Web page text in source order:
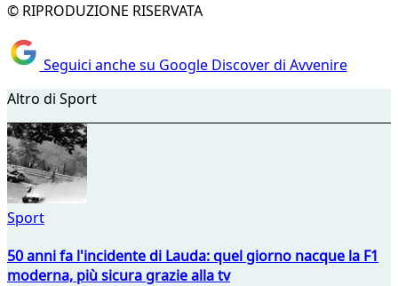
© RIPRODUZIONE RISERVATA
Seguici anche su Google Discover di Avvenire
Altro di Sport
Sport
50 anni fa l'incidente di Lauda: quel giorno nacque la F1
moderna, più sicura grazie alla tv